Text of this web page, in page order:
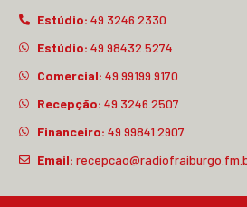
Estúdio: 49 3246.2330
Estúdio: 49 98432.5274
Comercial: 49 99199.9170
Recepção: 49 3246.2507
Financeiro: 49 99841.2907
Email: